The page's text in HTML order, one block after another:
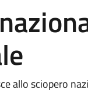
allo sciopero